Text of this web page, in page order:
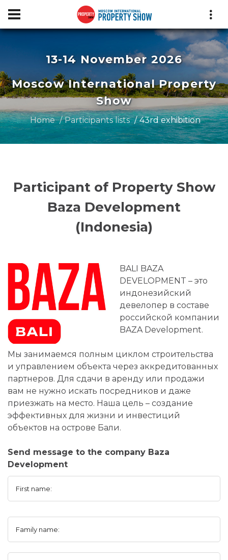
13-14 November 2026
Moscow International Property
Show
Home Participants lists 43rd exhibition
Participant of Property Show
Baza Development
(Indonesia)
BALI BAZA
DEVELOPMENT – это
индонезийский
девелопер в составе
российской компании
BAZA Development.
Мы занимаемся полным циклом строительства
и управлением объекта через аккредитованных
партнеров. Для сдачи в аренду или продажи
вам не нужно искать посредников и даже
приезжать на место. Наша цель – создание
эффективных для жизни и инвестиций
объектов на острове Бали.
Send message to the company Baza
Development
First name:
Family name: